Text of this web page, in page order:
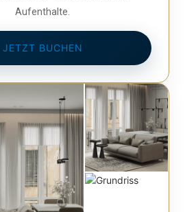
Aufenthalte.
JETZT BUCHEN